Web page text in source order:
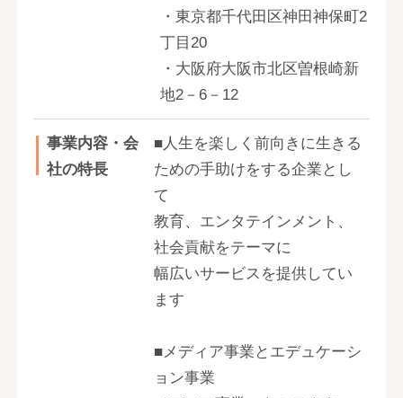
・東京都千代田区神田神保町2
丁目20
・大阪府大阪市北区曽根崎新
地2－6－12
事業内容・会
社の特長
■人生を楽しく前向きに生きる
ための手助けをする企業とし
て
教育、エンタテインメント、
社会貢献をテーマに
幅広いサービスを提供してい
ます
■メディア事業とエデュケーシ
ョン事業